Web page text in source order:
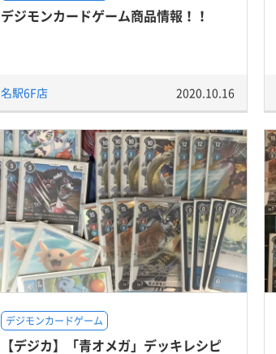
デジモンカードゲーム商品情報！！
名駅6F店 2020.10.16
デジモンカードゲーム
【デジカ】「青オメガ」デッキレシピ